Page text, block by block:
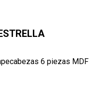
6 piezas MDF